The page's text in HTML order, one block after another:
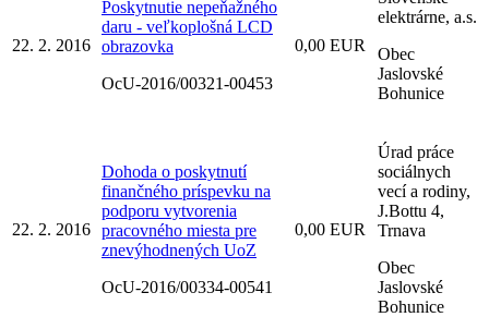
22. 2. 2016
Poskytnutie nepeňažného
daru - veľkoplošná LCD
obrazovka
OcU-2016/00321-00453
0,00 EUR
elektrárne, a.s.
Obec
Jaslovské
Bohunice
22. 2. 2016
Dohoda o poskytnutí
finančného príspevku na
podporu vytvorenia
pracovného miesta pre
znevýhodnených UoZ
OcU-2016/00334-00541
0,00 EUR
Úrad práce
sociálnych
vecí a rodiny,
J.Bottu 4,
Trnava
Obec
Jaslovské
Bohunice